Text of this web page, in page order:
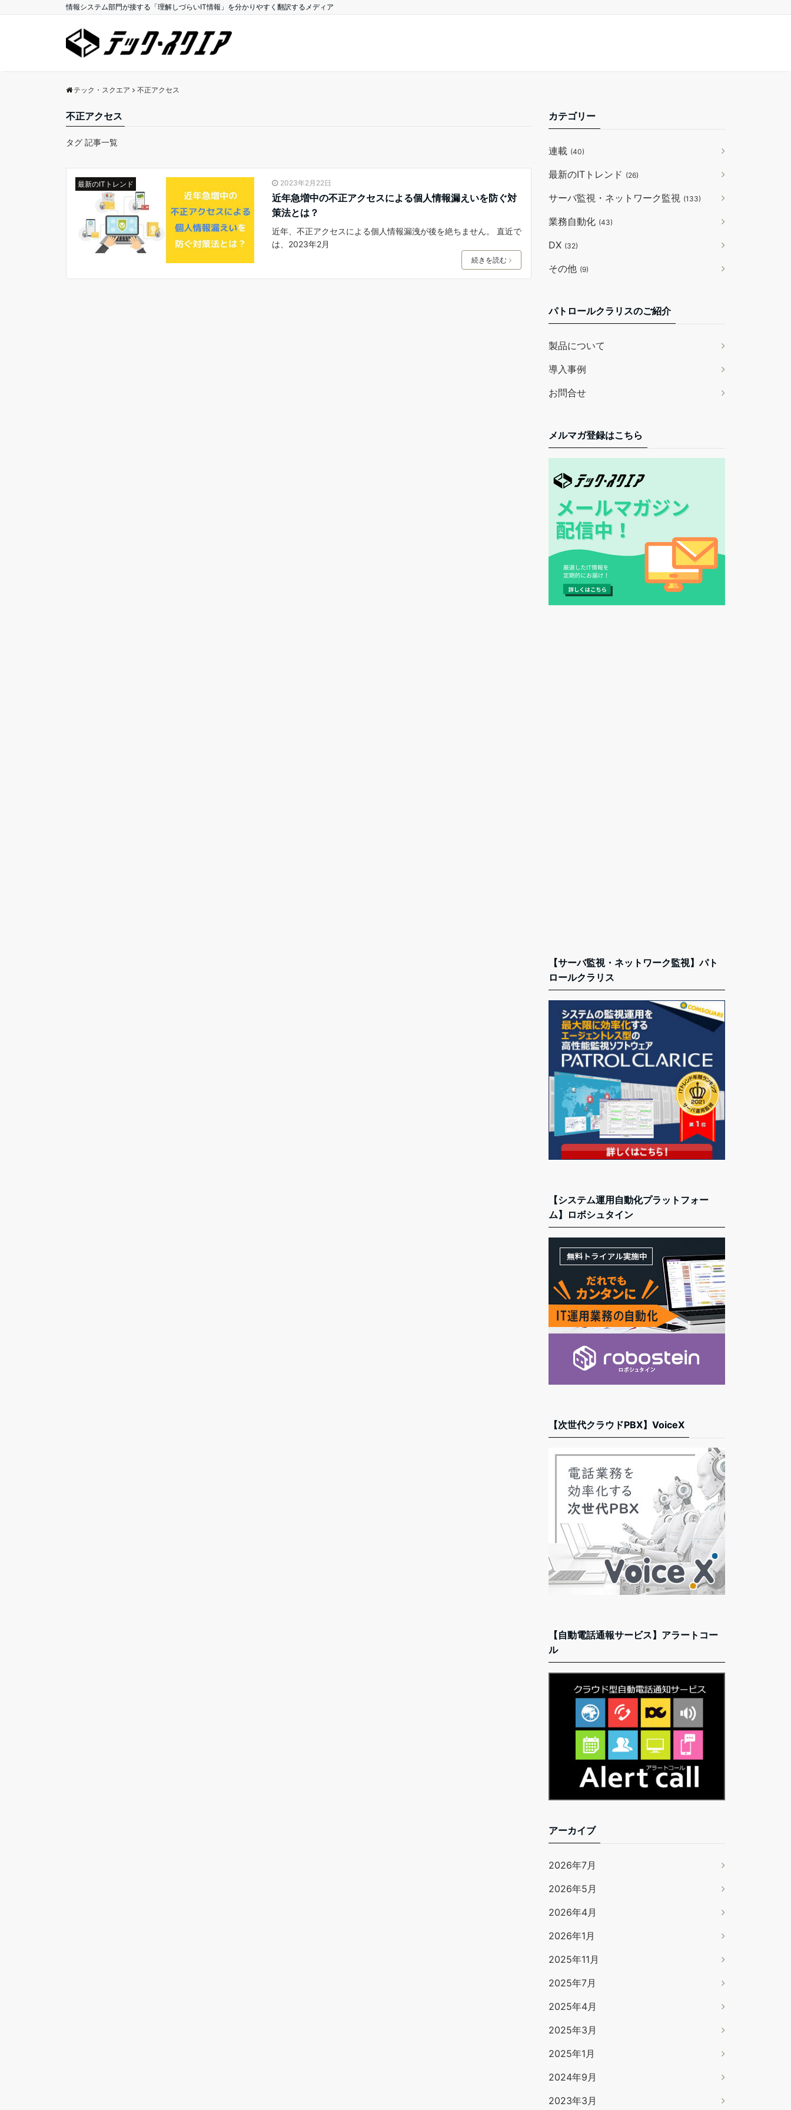
情報システム部門が接する「理解しづらいIT情報」を分かりやすく翻訳するメディア
テック・スクエア 不正アクセス
不正アクセス
タグ 記事一覧
最新のITトレンド 2023年2月22日
近年急増中の不正アクセスによる個人情報漏えいを防ぐ対
策法とは？
近年、不正アクセスによる個人情報漏洩が後を絶ちません。 直近で
は、2023年2月
続きを読む
カテゴリー
連載 (40)
最新のITトレンド (26)
サーバ監視・ネットワーク監視 (133)
業務自動化 (43)
DX (32)
その他 (9)
パトロールクラリスのご紹介
製品について
導入事例
お問合せ
メルマガ登録はこちら
【サーバ監視・ネットワーク監視】パト
ロールクラリス
【システム運用自動化プラットフォー
ム】ロボシュタイン
【次世代クラウドPBX】VoiceX
【自動電話通報サービス】アラートコー
ル
アーカイブ
2026年7月
2026年5月
2026年4月
2026年1月
2025年11月
2025年7月
2025年4月
2025年3月
2025年1月
2024年9月
2023年3月